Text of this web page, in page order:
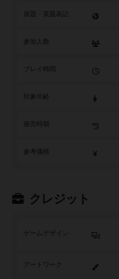
参加人数
参考価格
クレジット
ゲームデザイン
アートワーク